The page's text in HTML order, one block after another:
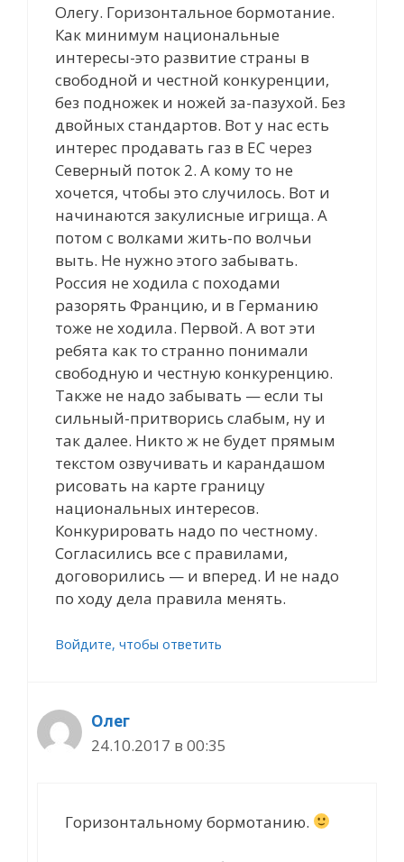
Олегу. Горизонтальное бормотание.
Как минимум национальные
интересы-это развитие страны в
свободной и честной конкуренции,
без подножек и ножей за-пазухой. Без
двойных стандартов. Вот у нас есть
интерес продавать газ в ЕС через
Северный поток 2. А кому то не
хочется, чтобы это случилось. Вот и
начинаются закулисные игрища. А
потом с волками жить-по волчьи
выть. Не нужно этого забывать.
Россия не ходила с походами
разорять Францию, и в Германию
тоже не ходила. Первой. А вот эти
ребята как то странно понимали
свободную и честную конкуренцию.
Также не надо забывать — если ты
сильный-притворись слабым, ну и
так далее. Никто ж не будет прямым
текстом озвучивать и карандашом
рисовать на карте границу
национальных интересов.
Конкурировать надо по честному.
Согласились все с правилами,
договорились — и вперед. И не надо
по ходу дела правила менять.
Войдите, чтобы ответить
Олег
24.10.2017 в 00:35
Горизонтальному бормотанию.